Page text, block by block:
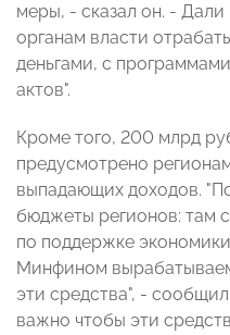
меры, - сказал он. -
органам власти
деньгами, с
актов".
Кроме того, 200 млрд
предусмотрено
выпадающих доходов.
бюджеты регионов: там
по поддержке
Минфином
эти средства", -
важно чтобы эти